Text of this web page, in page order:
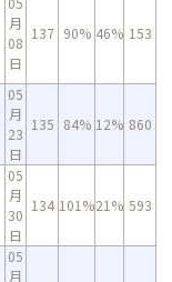
月
08
日
137 90% 46% 153
05
月
23
日
135 84% 12% 860
05
月
30
日
134 101%21% 593
05
月